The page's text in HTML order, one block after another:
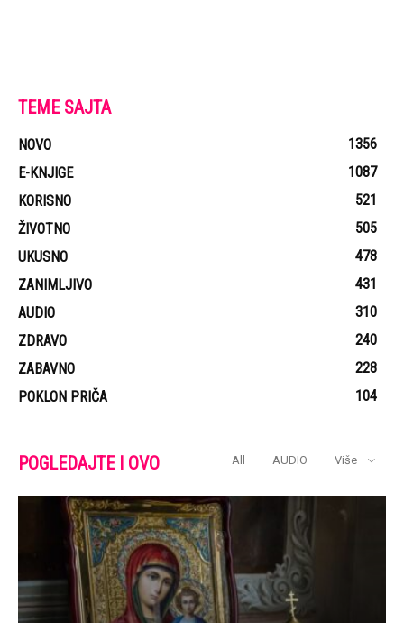
TEME SAJTA
NOVO
1356
E-KNJIGE
1087
KORISNO
521
ŽIVOTNO
505
UKUSNO
478
ZANIMLJIVO
431
AUDIO
310
ZDRAVO
240
ZABAVNO
228
POKLON PRIČA
104
POGLEDAJTE I OVO All AUDIO Više